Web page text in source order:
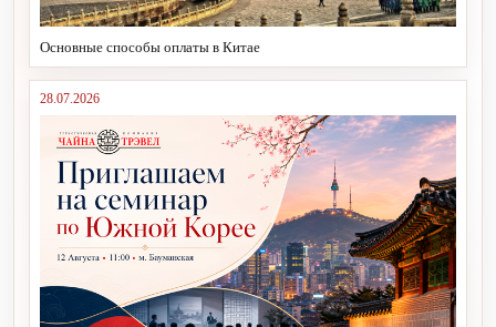
Основные способы оплаты в Китае
28.07.2026